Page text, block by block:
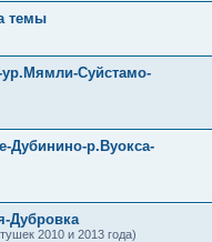
темы
ур.Мямли-Суйстамо-
Дубинино-р.Вуокса-
Дубровка
2010 и 2013 года)